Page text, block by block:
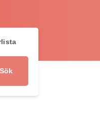
Sök